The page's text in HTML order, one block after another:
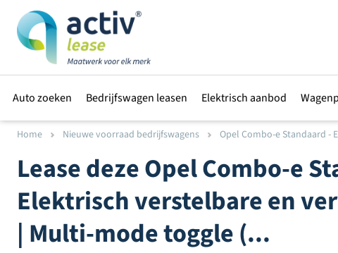
Auto zoeken Bedrijfswagen leasen Elektrisch aanbod
Home Nieuwe voorraad bedrijfswagens Opel Combo-e Standaard -
Lease dezeOpelCombo-e
Elektrisch verstelbare en
| Multi-mode toggle (...